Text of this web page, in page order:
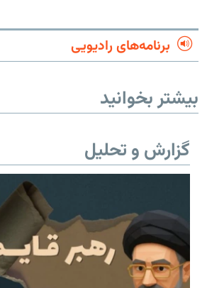
برنامه‌های رادیویی
بیشتر بخوانید
گزارش و تحلیل